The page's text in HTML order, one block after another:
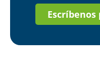
Escríbenos